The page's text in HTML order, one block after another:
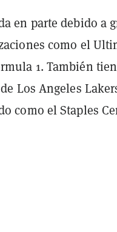
en parte debido a
como el
1. También
Los Angeles
como el Staples